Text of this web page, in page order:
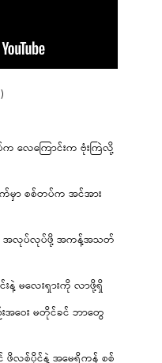
က လေကြောင်းက ဗုံးကြဲလို့
က်မှာ စစ်တပ်က အင်အား
းနဲ့ အလုပ်လုပ်ဖို့ အကန့်အသတ်
င်းနဲ့ မလေးရှားကို လာဖို့ရှိ
ဝေး မတိုင်ခင် ဘာတွေ
ဖိလစ်ပိုင်နဲ့ အမေရိကန် စစ်